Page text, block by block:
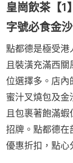
皇崗飲茶【
字號必食金
點都德是極受
且裝潢充滿西
位選擇多。店內
蜜汁叉燒包及
且包裹著飽滿
招牌。點都德在
優惠折扣，點心